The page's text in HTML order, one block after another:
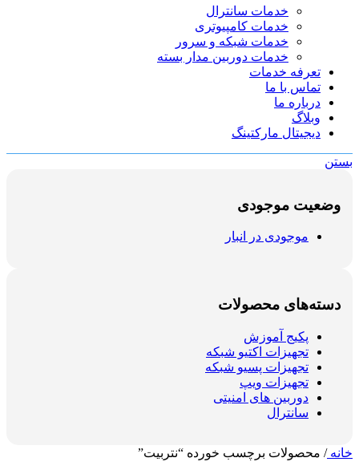
خدمات سانترال
خدمات کامپیوتری
خدمات شبکه و سرور
خدمات دوربین مدار بسته
تعرفه خدمات
تماس با ما
درباره ما
وبلاگ
دیجیتال مارکتینگ
بستن
وضعیت موجودی
موجودی در انبار
دسته‌های محصولات
پکیج آموزش
تجهیزات اکتیو شبکه
تجهیزات پسیو شبکه
تجهیزات ویپ
دوربین های امنیتی
سانترال
خانه/ محصولات برچسب خورده “نتربیت”